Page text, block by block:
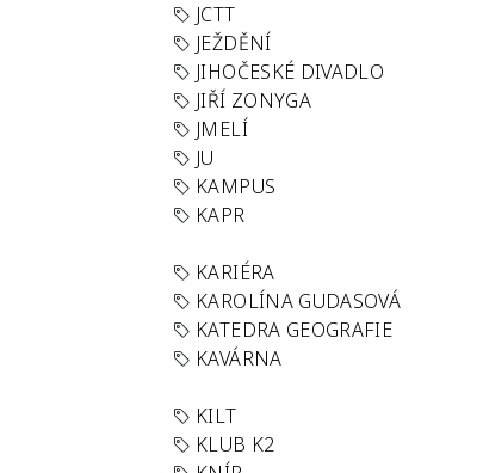
JCTT
JEŽDĚNÍ
JIHOČESKÉ DIVADLO
JIŘÍ ZONYGA
JMELÍ
JU
KAMPUS
KAPR
KARIÉRA
KAROLÍNA GUDASOVÁ
KATEDRA GEOGRAFIE
KAVÁRNA
KILT
KLUB K2